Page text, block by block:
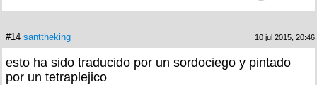
#14 santtheking 10 jul 2015, 20:46
esto ha sido traducido por un sordociego y pintado
por un tetraplejico